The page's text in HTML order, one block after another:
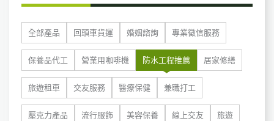
全部產品 回頭車貨運 婚姻諮詢 專業徵信服務
保養品代工 營業用咖啡機 防水工程推薦 居家修繕
旅遊租車 交友服務 醫療保健 兼職打工
壓克力產品 流行服飾 美容保養 線上交友 旅遊